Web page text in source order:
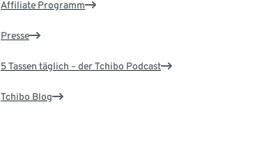
Affiliate Programm
Presse
5 Tassen täglich – der Tchibo Podcast
Tchibo Blog